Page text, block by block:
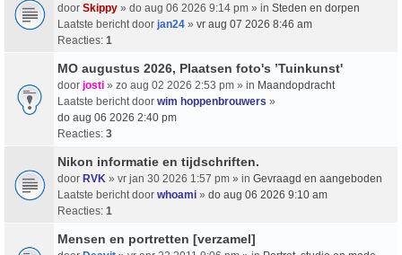
door Skippy » do aug 06 2026 9:14 pm » in Steden en dorpen
Laatste bericht door jan24 » vr aug 07 2026 8:46 am
Reacties: 1
MO augustus 2026, Plaatsen foto's ’Tuinkunst'
door josti » zo aug 02 2026 2:53 pm » in Maandopdracht
Laatste bericht door wim hoppenbrouwers »
do aug 06 2026 2:40 pm
Reacties: 3
Nikon informatie en tijdschriften.
door RVK » vr jan 30 2026 1:57 pm » in Gevraagd en aangeboden
Laatste bericht door whoami » do aug 06 2026 9:10 am
Reacties: 1
Mensen en portretten [verzamel]